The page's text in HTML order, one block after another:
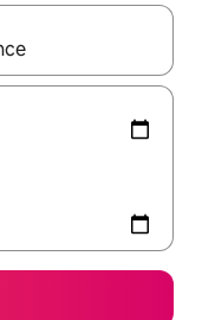
ih pregledati